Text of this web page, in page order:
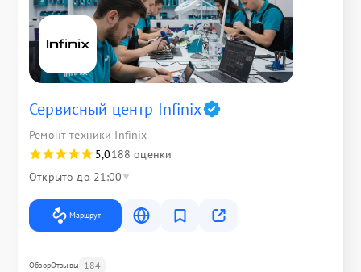
Сервисный центр Infinix
Ремонт техники Infinix
5,0188 оценки
Открыто до 21:00
Маршрут
ОбзорОтзывы 184